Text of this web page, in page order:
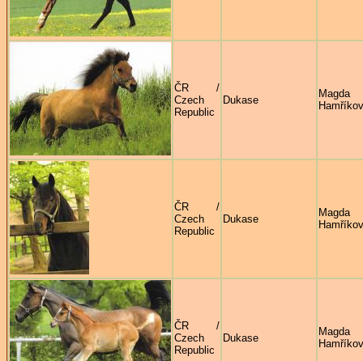
ČR /
Czech
Republic
Dukase
Magda
ČR /
Czech
Republic
Dukase
Magda
ČR /
Czech
Republic
Dukase
Magda